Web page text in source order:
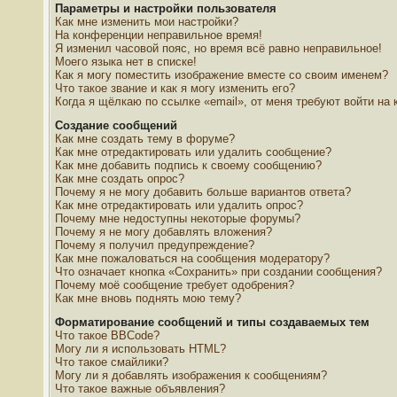
Параметры и настройки пользователя
Как мне изменить мои настройки?
На конференции неправильное время!
Я изменил часовой пояс, но время всё равно неправильное!
Моего языка нет в списке!
Как я могу поместить изображение вместе со своим именем?
Что такое звание и как я могу изменить его?
Когда я щёлкаю по ссылке «email», от меня требуют войти на
Создание сообщений
Как мне создать тему в форуме?
Как мне отредактировать или удалить сообщение?
Как мне добавить подпись к своему сообщению?
Как мне создать опрос?
Почему я не могу добавить больше вариантов ответа?
Как мне отредактировать или удалить опрос?
Почему мне недоступны некоторые форумы?
Почему я не могу добавлять вложения?
Почему я получил предупреждение?
Как мне пожаловаться на сообщения модератору?
Что означает кнопка «Сохранить» при создании сообщения?
Почему моё сообщение требует одобрения?
Как мне вновь поднять мою тему?
Форматирование сообщений и типы создаваемых тем
Что такое BBCode?
Могу ли я использовать HTML?
Что такое смайлики?
Могу ли я добавлять изображения к сообщениям?
Что такое важные объявления?